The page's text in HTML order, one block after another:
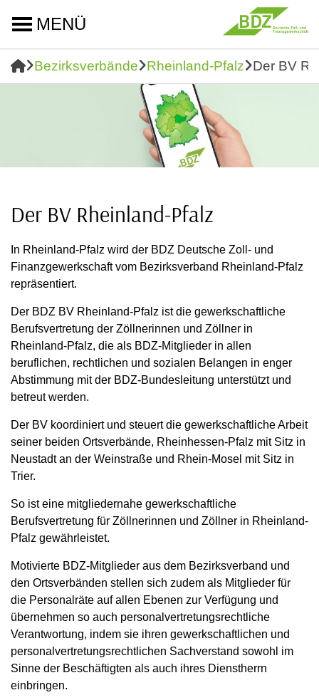
MENÜ
Bezirksverbände Rheinland-Pfalz Der BV
Der BV Rheinland-Pfalz
In Rheinland-Pfalz wird der BDZ Deutsche Zoll- und
Finanzgewerkschaft vom Bezirksverband Rheinland-Pfalz
repräsentiert.
Der BDZ BV Rheinland-Pfalz ist die gewerkschaftliche
Berufsvertretung der Zöllnerinnen und Zöllner in
Rheinland-Pfalz, die als BDZ-Mitglieder in allen
beruflichen, rechtlichen und sozialen Belangen in enger
Abstimmung mit der BDZ-Bundesleitung unterstützt und
betreut werden.
Der BV koordiniert und steuert die gewerkschaftliche Arbeit
seiner beiden Ortsverbände, Rheinhessen-Pfalz mit Sitz in
Neustadt an der Weinstraße und Rhein-Mosel mit Sitz in
Trier.
So ist eine mitgliedernahe gewerkschaftliche
Berufsvertretung für Zöllnerinnen und Zöllner in Rheinland-
Pfalz gewährleistet.
Motivierte BDZ-Mitglieder aus dem Bezirksverband und
den Ortsverbänden stellen sich zudem als Mitglieder für
die Personalräte auf allen Ebenen zur Verfügung und
übernehmen so auch personalvertretungsrechtliche
Verantwortung, indem sie ihren gewerkschaftlichen und
personalvertretungsrechtlichen Sachverstand sowohl im
Sinne der Beschäftigten als auch ihres Dienstherrn
einbringen.